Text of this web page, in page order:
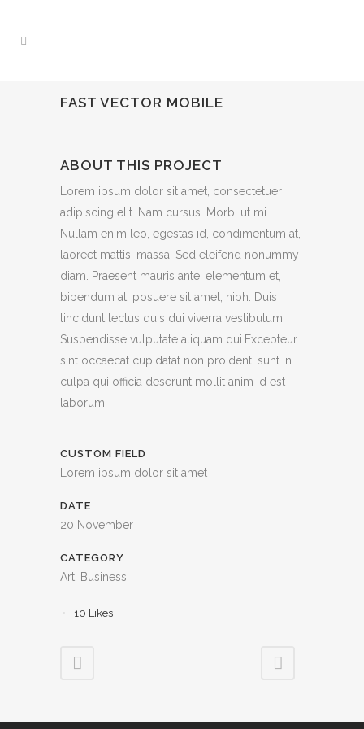
FAST VECTOR MOBILE
ABOUT THIS PROJECT
Lorem ipsum dolor sit amet, consectetuer
adipiscing elit. Nam cursus. Morbi ut mi.
Nullam enim leo, egestas id, condimentum at,
laoreet mattis, massa. Sed eleifend nonummy
diam. Praesent mauris ante, elementum et,
bibendum at, posuere sit amet, nibh. Duis
tincidunt lectus quis dui viverra vestibulum.
Suspendisse vulputate aliquam dui.Excepteur
sint occaecat cupidatat non proident, sunt in
culpa qui officia deserunt mollit anim id est
laborum
CUSTOM FIELD
Lorem ipsum dolor sit amet
DATE
20 November
CATEGORY
Art, Business
10 Likes